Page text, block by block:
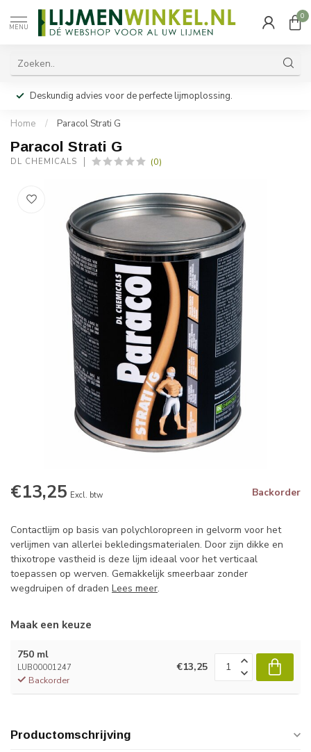
MENU
0
Deskundig advies voor de perfecte lijmoplossing.
Home / Paracol Strati G
Paracol Strati G
DL CHEMICALS (0)
€13,25 Excl. btw Backorder
Contactlijm op basis van polychloropreen in gelvorm voor het
verlijmen van allerlei bekledingsmaterialen. Door zijn dikke en
thixotrope vastheid is deze lijm ideaal voor het verticaal
toepassen op werven. Gemakkelijk smeerbaar zonder
wegdruipen of draden Lees meer.
Maak een keuze
750 ml
LUB00001247
Backorder
€13,25
Productomschrijving